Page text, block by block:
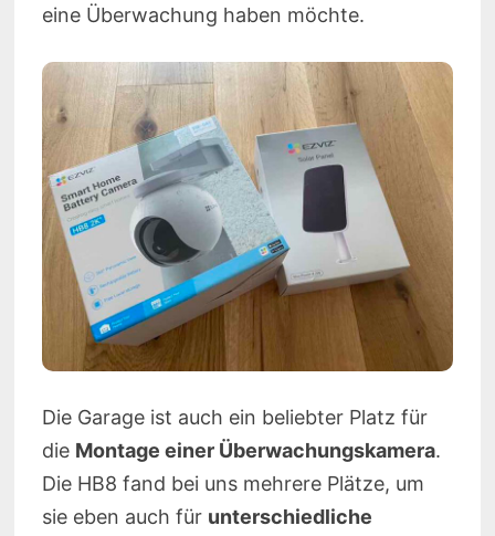
eine Überwachung haben möchte.
Die Garage ist auch ein beliebter Platz für
die Montage einer Überwachungskamera.
Die HB8 fand bei uns mehrere Plätze, um
sie eben auch für unterschiedliche